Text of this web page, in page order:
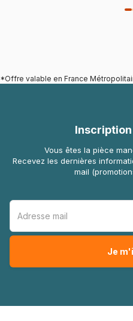
*Offre valable en France
Vous êtes la pièce
Recevez les dernières
mail